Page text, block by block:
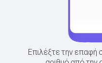
Επιλέξτε την επαφή